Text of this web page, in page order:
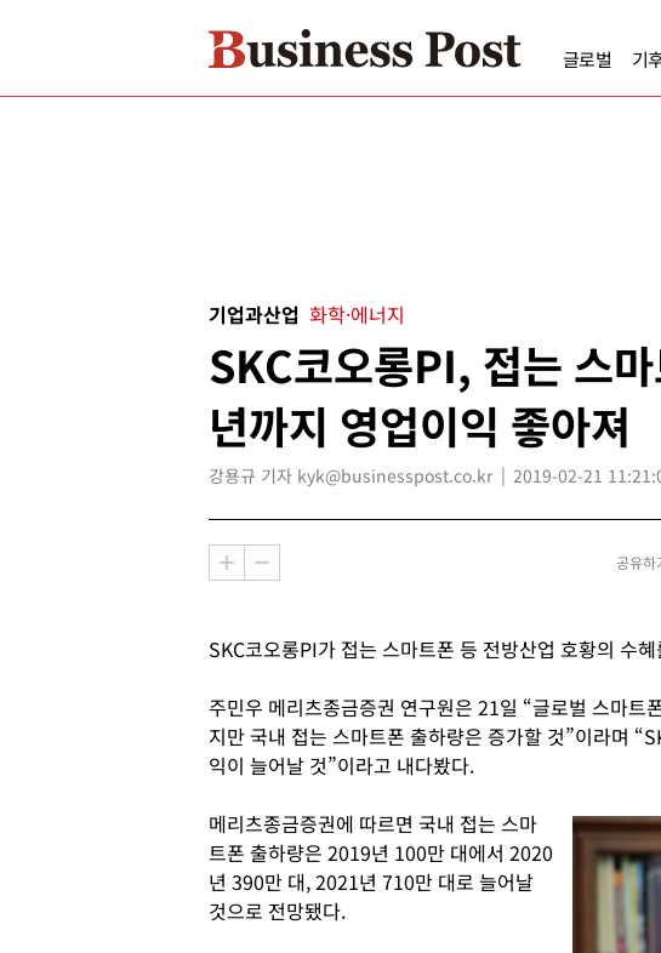
글로벌 기
기업과산업 화학·에너지
SKC코오롱PI, 접는 스
년까지 영업이익 좋아져
강용규 기자 kyk@businesspost.co.kr 2019-02-21
공유하
SKC코오롱PI가 접는 스마트폰 등 전방산업 호황의 수
주민우 메리츠종금증권 연구원은 21일 “글로벌 스마트
지만 국내 접는 스마트폰 출하량은 증가할 것”이라며
익이 늘어날 것”이라고 내다봤다.
메리츠종금증권에 따르면 국내 접는 스마
트폰 출하량은 2019년 100만 대에서 2020
년 390만 대, 2021년 710만 대로 늘어날
것으로 전망됐다.